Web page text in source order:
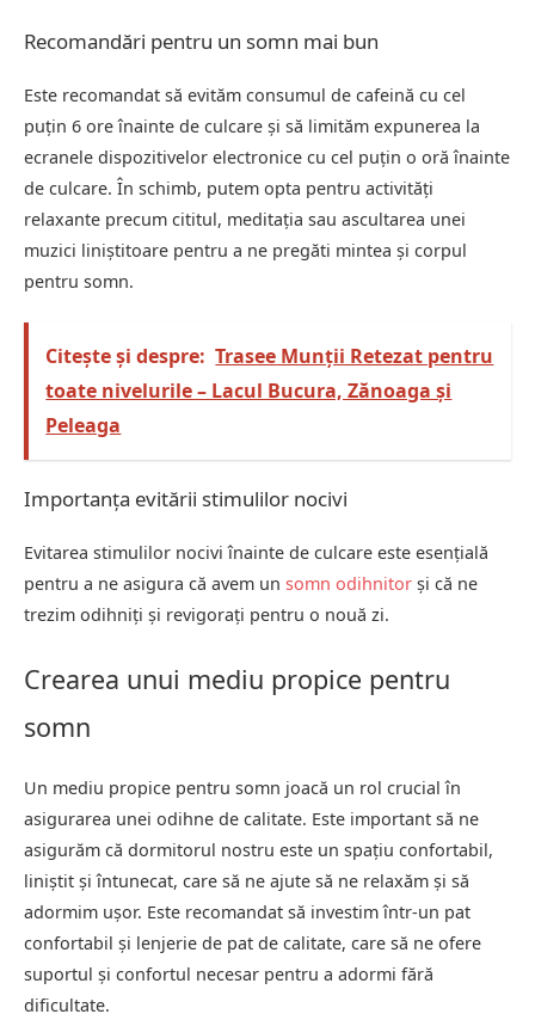
Recomandări pentru un somn mai bun
Este recomandat să evităm consumul de cafeină cu cel
puțin 6 ore înainte de culcare și să limităm expunerea la
ecranele dispozitivelor electronice cu cel puțin o oră înainte
de culcare. În schimb, putem opta pentru activități
relaxante precum cititul, meditația sau ascultarea unei
muzici liniștitoare pentru a ne pregăti mintea și corpul
pentru somn.
Citește și despre: Trasee Munții Retezat pentru
toate nivelurile – Lacul Bucura, Zănoaga și
Peleaga
Importanța evitării stimulilor nocivi
Evitarea stimulilor nocivi înainte de culcare este esențială
pentru a ne asigura că avem un somn odihnitor și că ne
trezim odihniți și revigorați pentru o nouă zi.
Crearea unui mediu propice pentru
somn
Un mediu propice pentru somn joacă un rol crucial în
asigurarea unei odihne de calitate. Este important să ne
asigurăm că dormitorul nostru este un spațiu confortabil,
liniștit și întunecat, care să ne ajute să ne relaxăm și să
adormim ușor. Este recomandat să investim într-un pat
confortabil și lenjerie de pat de calitate, care să ne ofere
suportul și confortul necesar pentru a adormi fără
dificultate.